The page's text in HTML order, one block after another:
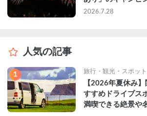
に利用したゲスト
2026.7.28
人気の記事
1 旅行・観光・スポット
【2026年夏休み
すすめドライブス
満喫できる絶景や